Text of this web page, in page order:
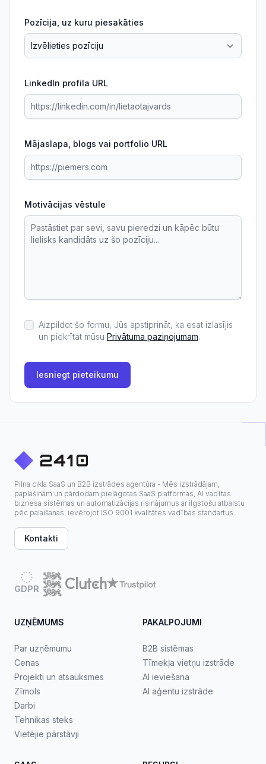
Pozīcija, uz kuru piesakāties
LinkedIn profila URL
Mājaslapa, blogs vai portfolio URL
Motivācijas vēstule
Aizpildot šo formu, Jūs apstiprināt, ka esat izlasījis
un piekrītat mūsu Privātuma paziņojumam.
Iesniegt pieteikumu
Pilna cikla SaaS un B2B izstrādes aģentūra - Mēs izstrādājam,
paplašinām un pārdodam pielāgotas SaaS platformas, AI vadītas
biznesa sistēmas un automatizācijas risinājumus ar ilgstošu atbalstu
pēc palaišanas, ievērojot ISO 9001 kvalitātes vadības standartus.
Kontakti
GDPR
UZŅĒMUMS
Par uzņēmumu
Cenas
Projekti un atsauksmes
Zīmols
Darbi
Tehnikas steks
Vietējie pārstāvji
PAKALPOJUMI
B2B sistēmas
Tīmekļa vietņu izstrāde
AI ieviešana
AI aģentu izstrāde